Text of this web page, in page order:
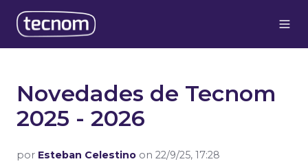
Novedades de Tecnom
2025 - 2026
por Esteban Celestino on 22/9/25, 17:28